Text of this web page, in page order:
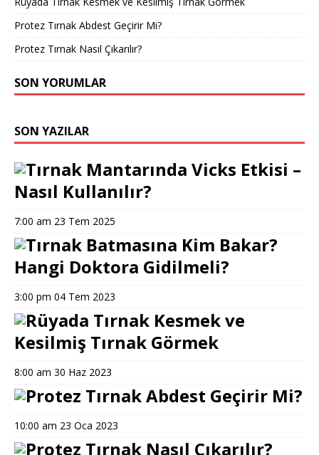
Protez Tırnak Abdest Geçirir Mi?
Protez Tırnak Nasıl Çıkarılır?
SON YORUMLAR
SON YAZILAR
Tırnak Mantarında Vicks Etkisi –
Nasıl Kullanılır?
7:00 am 23 Tem 2025
Tırnak Batmasına Kim Bakar?
Hangi Doktora Gidilmeli?
3:00 pm 04 Tem 2023
Rüyada Tırnak Kesmek ve
Kesilmiş Tırnak Görmek
8:00 am 30 Haz 2023
Protez Tırnak Abdest Geçirir Mi?
10:00 am 23 Oca 2023
Protez Tırnak Nasıl Çıkarılır?